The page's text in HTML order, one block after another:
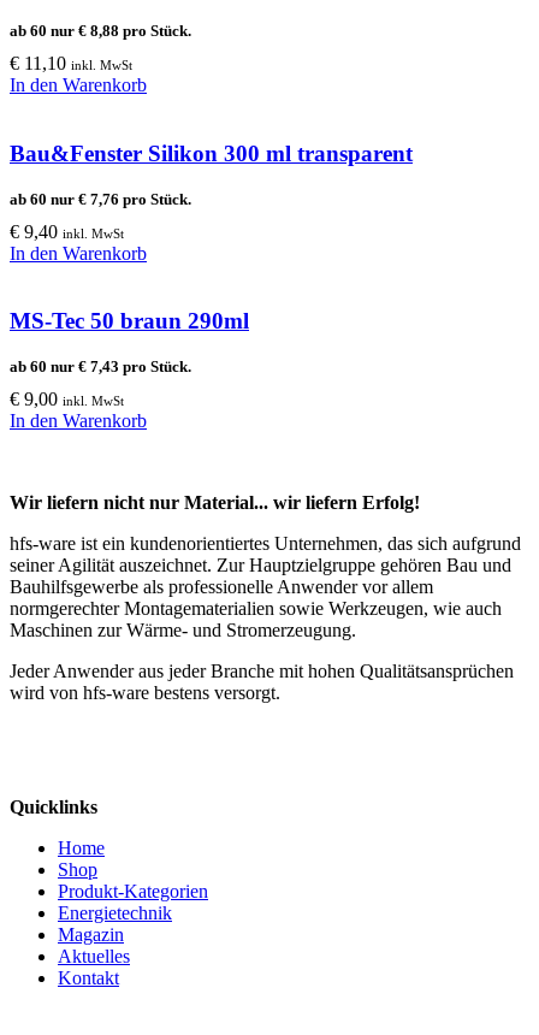
ab 60 nur € 8,88 pro Stück.
€ 11,10 inkl. MwSt
In den Warenkorb
Bau&Fenster Silikon 300 ml transparent
ab 60 nur € 7,76 pro Stück.
€ 9,40 inkl. MwSt
In den Warenkorb
MS-Tec 50 braun 290ml
ab 60 nur € 7,43 pro Stück.
€ 9,00 inkl. MwSt
In den Warenkorb
Wir liefern nicht nur Material... wir liefern Erfolg!
hfs-ware ist ein kundenorientiertes Unternehmen, das sich aufgrund
seiner Agilität auszeichnet. Zur Hauptzielgruppe gehören Bau und
Bauhilfsgewerbe als professionelle Anwender vor allem
normgerechter Montagematerialien sowie Werkzeugen, wie auch
Maschinen zur Wärme- und Stromerzeugung.
Jeder Anwender aus jeder Branche mit hohen Qualitätsansprüchen
wird von hfs-ware bestens versorgt.
Quicklinks
Home
Shop
Produkt-Kategorien
Energietechnik
Magazin
Aktuelles
Kontakt